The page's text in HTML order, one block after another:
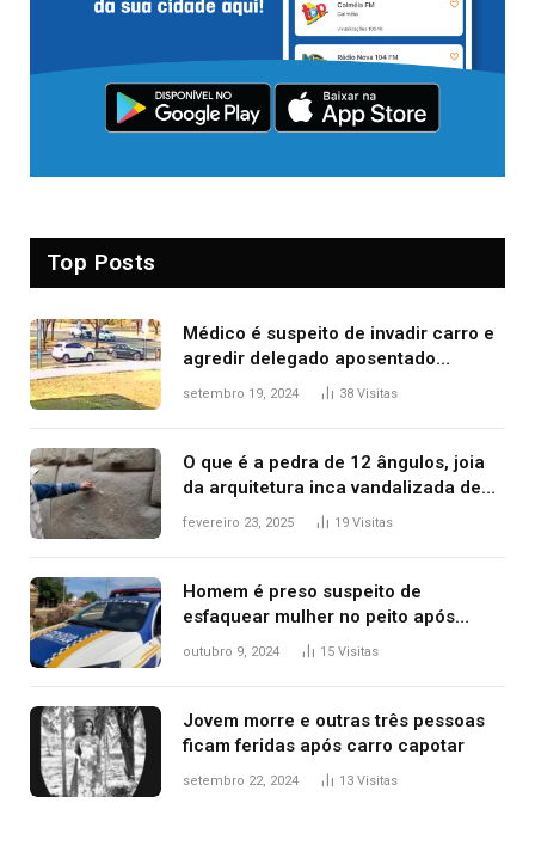
Top Posts
Médico é suspeito de invadir carro e
agredir delegado aposentado
durante confusão no trânsito
setembro 19, 2024 38 Visitas
O que é a pedra de 12 ângulos, joia
da arquitetura inca vandalizada de
forma irrecuperável
fevereiro 23, 2025 19 Visitas
Homem é preso suspeito de
esfaquear mulher no peito após
discussão por causa de drogas, diz
outubro 9, 2024 15 Visitas
Jovem morre e outras três pessoas
ficam feridas após carro capotar
setembro 22, 2024 13 Visitas